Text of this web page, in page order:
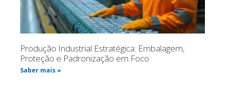
Produção Industrial Estratégica: Embalagem,
Proteção e Padronização em Foco
Saber mais »